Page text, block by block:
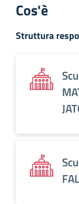
Cos'è
Struttura